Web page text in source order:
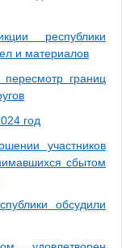
республики
и материалов
границ
год
участников
сбытом
обсудили